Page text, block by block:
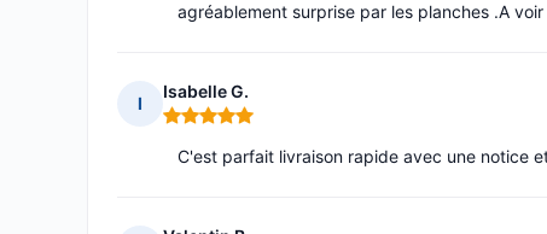
agréablement surprise par les planches .A
I
Isabelle G.
Note : 5 sur 5
C'est parfait livraison rapide avec une notice